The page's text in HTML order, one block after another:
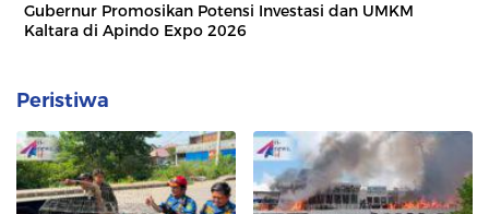
Gubernur Promosikan Potensi Investasi dan UMKM
Kaltara di Apindo Expo 2026
Peristiwa